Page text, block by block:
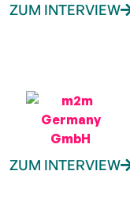
ZUM INTERVIEW
ZUM INTERVIEW